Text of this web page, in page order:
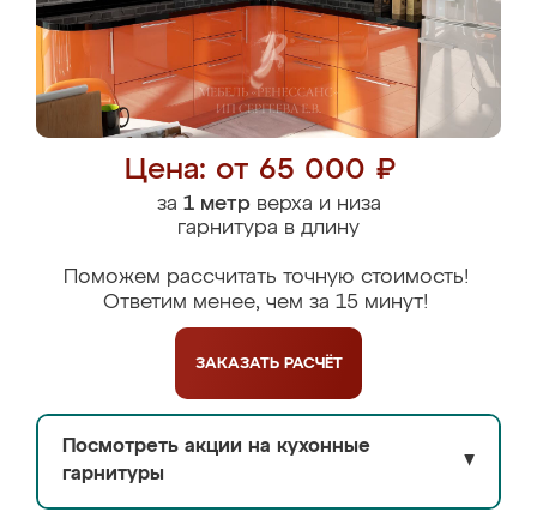
Цена: от 65 000 ₽
за 1 метрверха и низа
гарнитура в длину
Поможем рассчитать точную стоимость!
Ответим менее, чем за 15 минут!
ЗАКАЗАТЬ РАСЧЁТ
Посмотреть акции на кухонные
гарнитуры
▼